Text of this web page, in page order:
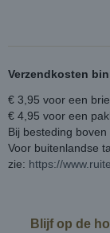
Verzendkosten
€ 3,95 voor een
€ 4,95 voor een
Bij besteding
Voor buitenlandse
zie: https://
Blijf op de